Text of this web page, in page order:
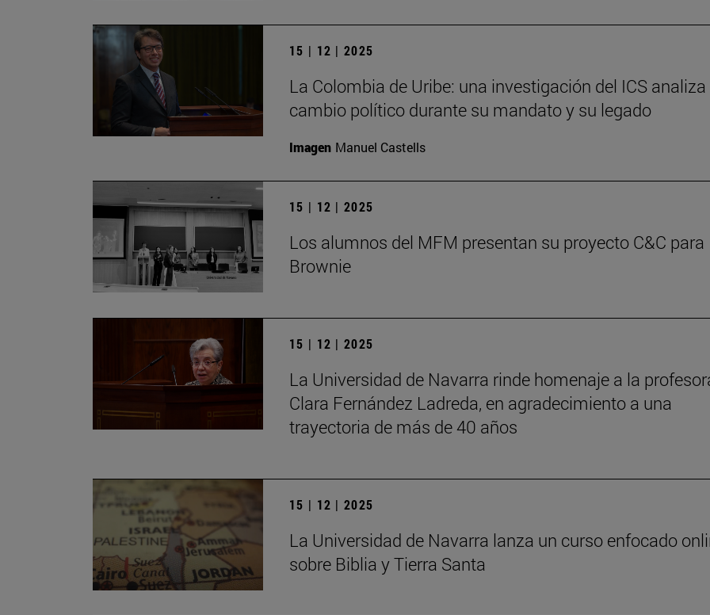
15 | 12 | 2025
La Colombia de Uribe: una investigación del ICS analiza
cambio político durante su mandato y su legado
Imagen Manuel Castells
15 | 12 | 2025
Los alumnos del MFM presentan su proyecto C&C para
Brownie
15 | 12 | 2025
La Universidad de Navarra rinde homenaje a la
Clara Fernández Ladreda, en agradecimiento a una
trayectoria de más de 40 años
15 | 12 | 2025
La Universidad de Navarra lanza un curso enfocado
sobre Biblia y Tierra Santa